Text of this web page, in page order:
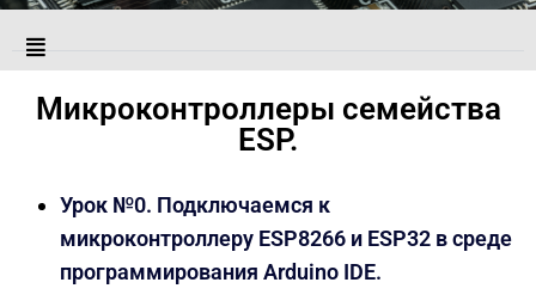
Микроконтроллеры семейства
ESP.
Урок №0. Подключаемся к
микроконтроллеру ESP8266 и ESP32 в среде
программирования Arduino IDE.